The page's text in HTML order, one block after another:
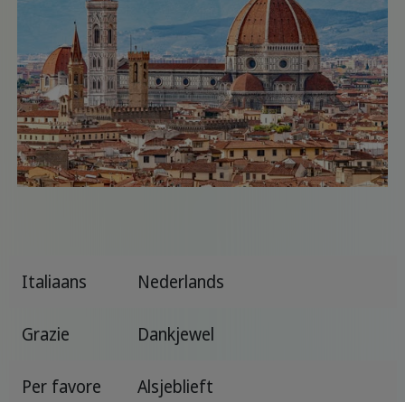
Italiaans Nederlands
Grazie Dankjewel
Per favore Alsjeblieft